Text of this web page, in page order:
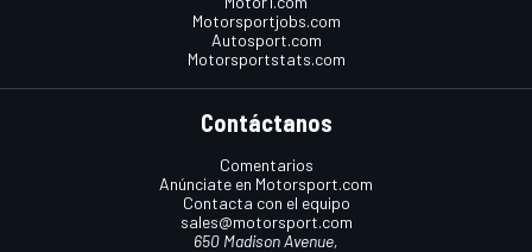
Motorsportjobs.com
Autosport.com
Motorsportstats.com
Contáctanos
Comentarios
Anúnciate en Motorsport.com
Contacta con el equipo
sales@motorsport.com
650 Madison Avenue,